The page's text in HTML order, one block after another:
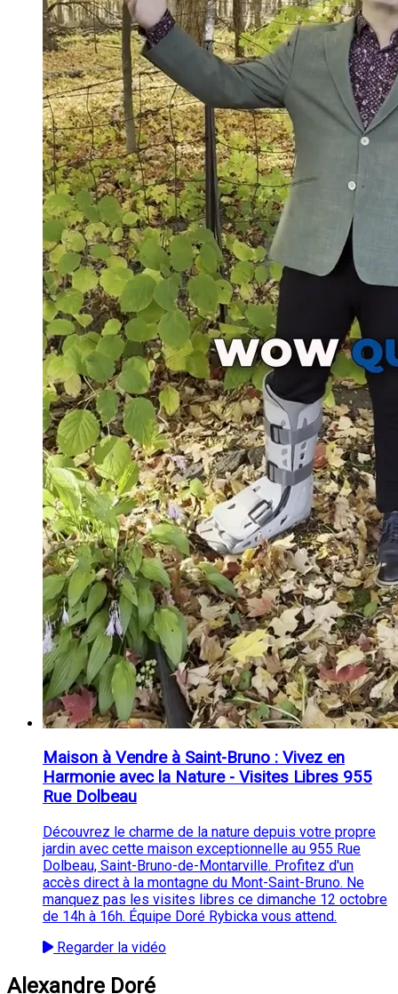
Maison à Vendre à Saint-Bruno : Vivez en
Harmonie avec la Nature - Visites Libres 955
Rue Dolbeau
Découvrez le charme de la nature depuis votre propre
jardin avec cette maison exceptionnelle au 955 Rue
Dolbeau, Saint-Bruno-de-Montarville. Profitez d'un
accès direct à la montagne du Mont-Saint-Bruno. Ne
manquez pas les visites libres ce dimanche 12 octobre
de 14h à 16h. Équipe Doré Rybicka vous attend.
Regarder la vidéo
Alexandre Doré